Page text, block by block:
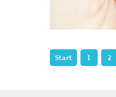
Start 1 2